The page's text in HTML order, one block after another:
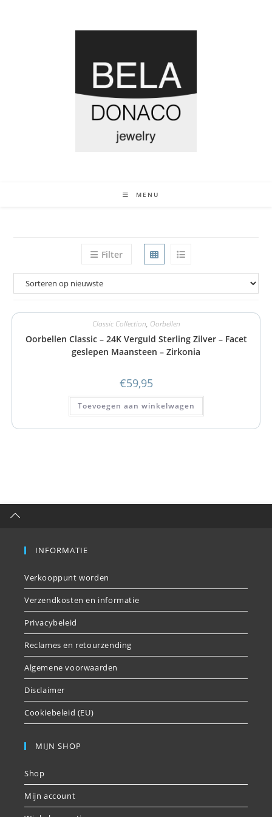
MENU
Filter
Classic Collection, Oorbellen
Oorbellen Classic – 24K Verguld Sterling Zilver – Facet
geslepen Maansteen – Zirkonia
€59,95
Toevoegen aan winkelwagen
INFORMATIE
Verkooppunt worden
Verzendkosten en informatie
Privacybeleid
Reclames en retourzending
Algemene voorwaarden
Disclaimer
Cookiebeleid (EU)
MIJN SHOP
Shop
Mijn account